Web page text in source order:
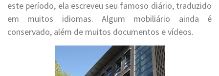
este período, ela escreveu seu famoso diário, traduzido
em muitos idiomas. Algum mobiliário ainda é
conservado, além de muitos documentos e vídeos.